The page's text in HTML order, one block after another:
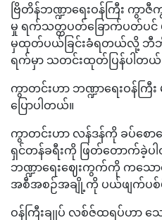
ဗြိတိန်ဘဏ္ဍာရေးဝန်ကြီး ကွာ
မှု ရက်သတ္တပတ်ခြောက်ပတ်ပင်
မှထုတ်ပယ်ခြင်းခံရတယ်လို့ ဘီ
ရက်မှာ သတင်းထုတ်ပြန်ပါတယ်
ကွာတင်းဟာ ဘဏ္ဍာရေးဝန်
ပြောပါတယ်။
ကွာတင်းဟာ လန်ဒန်ကို ခပ်စော
ရှင်တန်ခရီးကို ဖြတ်တောက်ခဲ့ပ
ဘဏ္ဍာရေးဈေးကွက်ကို ကသောင်
အစီအစဉ်အချို့ကို ပယ်ဖျက်ပစ်
ဝန်ကြီးချုပ် လစ်ဇ်ထရပ်ဟာ သော